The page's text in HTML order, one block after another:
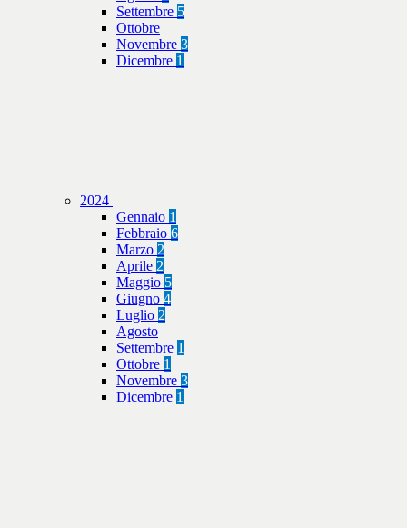
Settembre 5
Ottobre
Novembre 3
Dicembre 1
2024
Gennaio 1
Febbraio 6
Marzo 2
Aprile 2
Maggio 5
Giugno 4
Luglio 2
Agosto
Settembre 1
Ottobre 1
Novembre 3
Dicembre 1